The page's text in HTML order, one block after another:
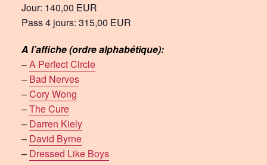
Jour: 140,00 EUR
Pass 4 jours: 315,00 EUR
A l’affiche (ordre alphabétique):
–A Perfect Circle
– Bad Nerves
–Cory Wong
–The Cure
– Darren Kiely
– David Byrne
– Dressed Like Boys